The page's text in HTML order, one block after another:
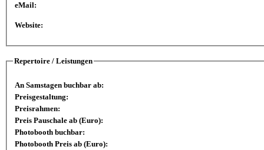
eMail:
Website:
Repertoire / Leistungen
An Samstagen buchbar ab:
Preisgestaltung:
Preisrahmen:
Preis Pauschale ab (Euro):
Photobooth buchbar:
Photobooth Preis ab (Euro):